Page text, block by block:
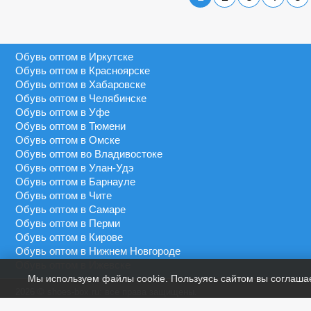
MEIGIANNAS
MEKO MELO
MIMOER
MOLO
MOMOTARI
NASIMUDA
NICOLETTA
OLADI
PALIAMENT
QIYA
S&L
SAIJUN
41 - 45
41 - 46
45 - 50
46 - 48
46 - 49
46 - 50
Синий
Сиреневый
Темно-синий
Фиолетовый
Черный
Обувь оптом в Иркутске
Обувь оптом в Красноярске
Обувь оптом в Хабаровске
Обувь оптом в Челябинске
Обувь оптом в Уфе
Обувь оптом в Тюмени
Обувь оптом в Омске
Обувь оптом во Владивостоке
Обувь оптом в Улан-Удэ
Обувь оптом в Барнауле
Обувь оптом в Чите
Обувь оптом в Самаре
Обувь оптом в Перми
Обувь оптом в Кирове
Обувь оптом в Нижнем Новгороде
Мы используем файлы cookie. Пользуясь сайтом вы